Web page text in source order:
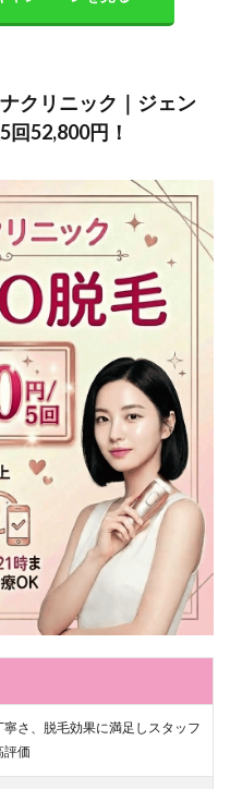
クリニック｜ジェン
回52,800円！
寧さ、脱毛効果に満足しスタッフ
評価